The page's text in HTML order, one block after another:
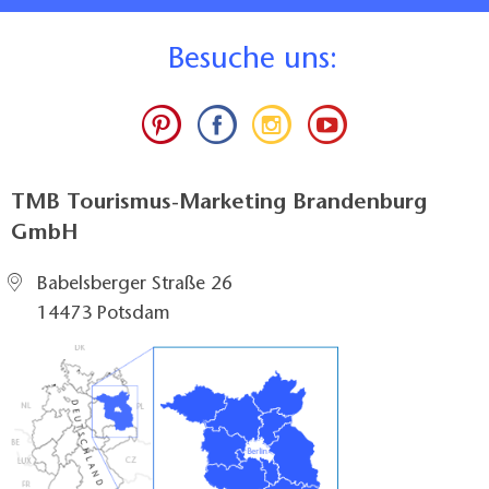
Besuche uns:
TMB Tourismus-Marketing Brandenburg
GmbH
Babelsberger Straße 26
14473 Potsdam